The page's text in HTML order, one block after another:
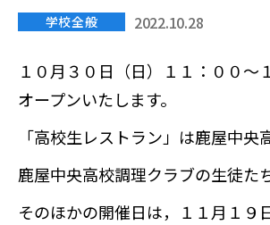
学校全般 2022.10.28
１０月３０日（日）１１：００
オープンいたします。
「高校生レストラン」は鹿屋中央
鹿屋中央高校調理クラブの生徒た
そのほかの開催日は，１１月１９